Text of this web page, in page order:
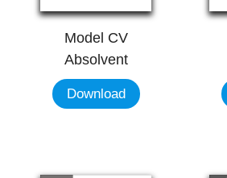
Model CV
Absolvent
Download